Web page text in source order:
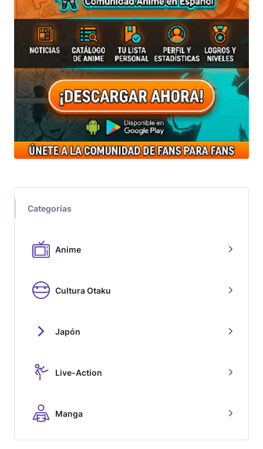
Categorías
Anime
Cultura Otaku
Japón
Live-Action
Manga